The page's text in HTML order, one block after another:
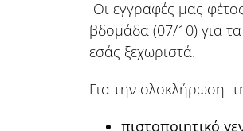
Οι εγγραφές μας
βδομάδα (07/10) για
εσάς ξεχωριστά.
Για την ολοκλήρωση
πιστοποιητικό